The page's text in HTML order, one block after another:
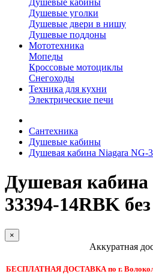
Душевые кабины
Душевые уголки
Душевые двери в нишу
Душевые поддоны
Мототехника
Мопеды
Кроссовые мотоциклы
Снегоходы
Техника для кухни
Электрические печи
Сантехника
Душевые кабины
Душевая кабина Niagara
Душевая
33394-14RBK
×
Аккуратная
БЕСПЛАТНАЯ ДОСТАВКА по г.